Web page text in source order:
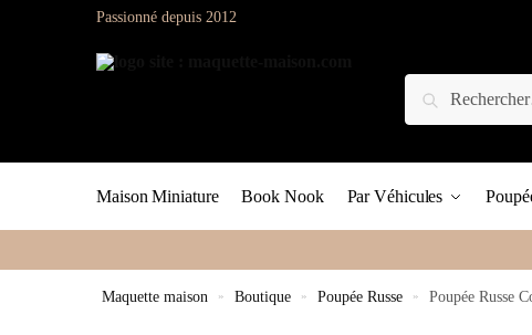
Passionné depuis 2012
Maison Miniature Book Nook Par Véhicules
Maquette maison » Boutique » Poupée Russe » Poupée Russe